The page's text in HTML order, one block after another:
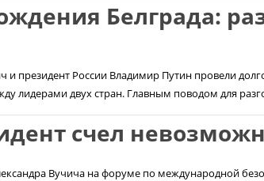
Белграда:
и президент России Владимир Путин провели
лидерами двух стран. Главным поводом для
счел
Вучича на форуме по международной